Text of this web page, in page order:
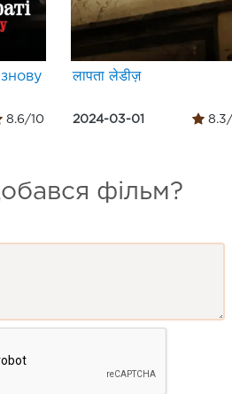
8.6/10
लापता लेडीज़
2024-03-01 8.3/
фільм?